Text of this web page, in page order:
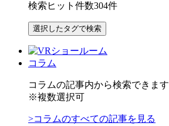
検索ヒット件数304件
コラム
コラムの記事内から検索できます
※複数選択可
>コラムのすべての記事を見る